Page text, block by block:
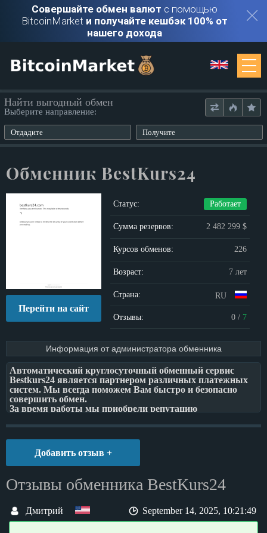
Совершайте обмен валют с помощью
BitcoinMarket и получайте кешбэк 100% от
нашего дохода
Обменники
Найти выгодный обмен
Выберите направление:
Отдадите Получите
Обменник BestKurs24
Перейти на сайт
Статус: Работает
Сумма резервов: 2 482 299 $
Курсов обменов: 226
Возраст: 7 лет
Страна: RU
Отзывы: 0/ 7
Информация от администратора обменника
Автоматический круглосуточный обменный сервис
Bestkurs24 является партнером различных платежных
систем. Мы всегда поможем Вам быстро и безопасно
совершить обмен.
За время работы мы приобрели репутацию
Ваши впечатления от нашего сервиса были только
благоприятными.
Добавить отзыв +
Отзывы обменника BestKurs24
Дмитрий September 14, 2025, 10:21:49